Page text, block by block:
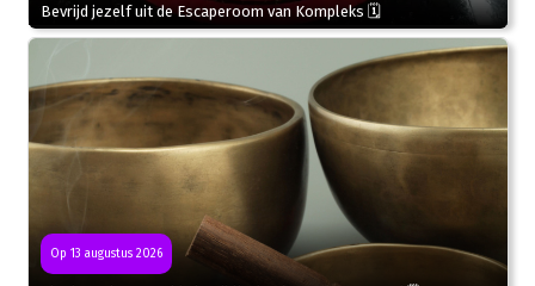
Bevrijd jezelf uit de Escaperoom van Kompleks 🗓
Op 13 augustus 2026